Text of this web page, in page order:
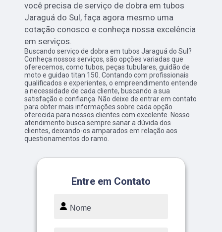
você precisa de serviço de dobra em tubos
Jaraguá do Sul, faça agora mesmo uma
cotação conosco e conheça nossa excelência
em serviços.
Buscando serviço de dobra em tubos Jaraguá do Sul?
Conheça nossos serviços, são opções variadas que
oferecemos, como tubos, peças tubulares, guidão de
moto e guidao titan 150. Contando com profissionais
qualificados e experientes, o empreendimento entende
a necessidade de cada cliente, buscando a sua
satisfação e confiança. Não deixe de entrar em contato
para obter mais informações sobre cada opção
oferecida para nossos clientes com excelente. Nosso
atendimento busca sempre sanar a dúvida dos
clientes, deixando-os amparados em relação aos
questionamentos do ramo.
Entre em Contato